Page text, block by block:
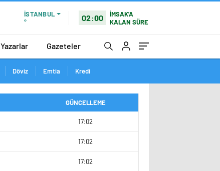
İSTANBUL
°
02:00
İMSAK'A
KALAN SÜRE
Yazarlar Gazeteler
Döviz Emtia Kredi
GÜNCELLEME
17:02
17:02
17:02